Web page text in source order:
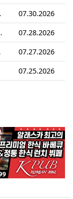
07.30.2026
07.28.2026
07.27.2026
07.25.2026